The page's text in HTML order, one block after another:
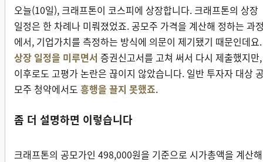
오늘(10일), 크래프톤이 코스피에 상장합니다. 크래프톤의 상장
일정은 한 차례나 미뤄졌었죠. 공모주 가격을 계산해 정하는 과
에서, 기업가치를 측정하는 방식에 의문이 제기됐기 때문인데요.
상장 일정을 미루면서 증권신고서를 고쳐 써서 다시 제출했지만,
이후로도 고평가 논란은 끊이지 않았습니다. 일반 투자자 대상
모주 청약에서도 흥행을 끌지 못했죠.
좀 더 설명하면 이렇습니다
크래프톤의 공모가인 498,000원을 기준으로 시가총액을 계산해